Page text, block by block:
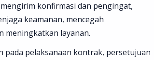
konfirmasi dan pengingat,
keamanan, mencegah
meningkatkan layanan.
pada pelaksanaan kontrak, persetujuan